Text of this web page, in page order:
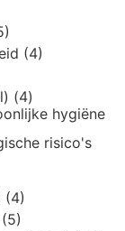
(4)
(4)
hygiëne
risico's
(4)
(5)